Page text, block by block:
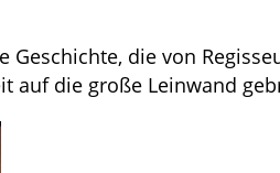
die von
auf die große Leinwand